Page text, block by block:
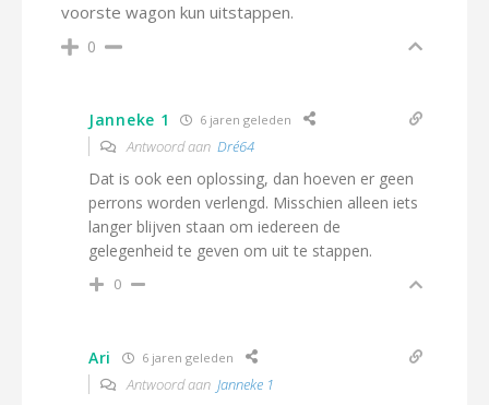
voorste wagon kun uitstappen.
0
Janneke 1 6 jaren geleden
Antwoord aan Dré64
Dat is ook een oplossing, dan hoeven er geen
perrons worden verlengd. Misschien alleen iets
langer blijven staan om iedereen de
gelegenheid te geven om uit te stappen.
0
Ari 6 jaren geleden
Antwoord aan Janneke 1